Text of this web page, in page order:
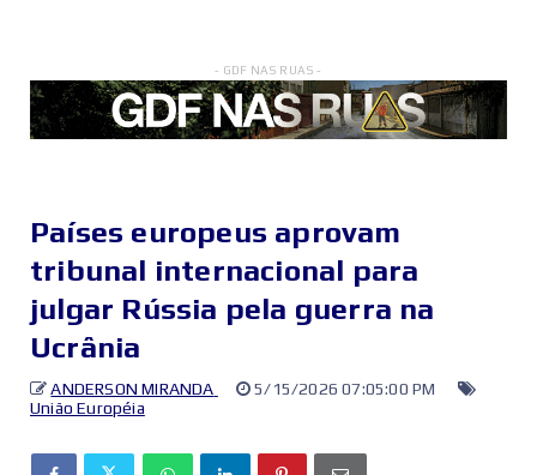
- GDF NAS RUAS -
Países europeus aprovam
tribunal internacional para
julgar Rússia pela guerra na
Ucrânia
ANDERSON MIRANDA
5/15/2026 07:05:00 PM
União Européia